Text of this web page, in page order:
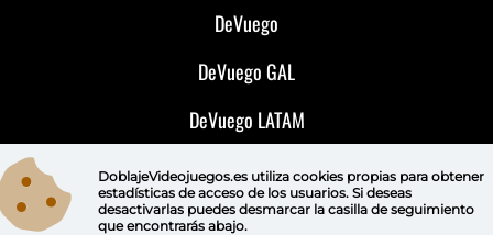
DeVuego
DeVuego GAL
DeVuego LATAM
DeVuego Portugal
DoblajeVideojuegos.es utiliza cookies propiaspara obtener
estadísticas de acceso de los usuarios. Si deseas
desactivarlas puedes desmarcar la casilla de seguimiento
que encontrarás abajo.